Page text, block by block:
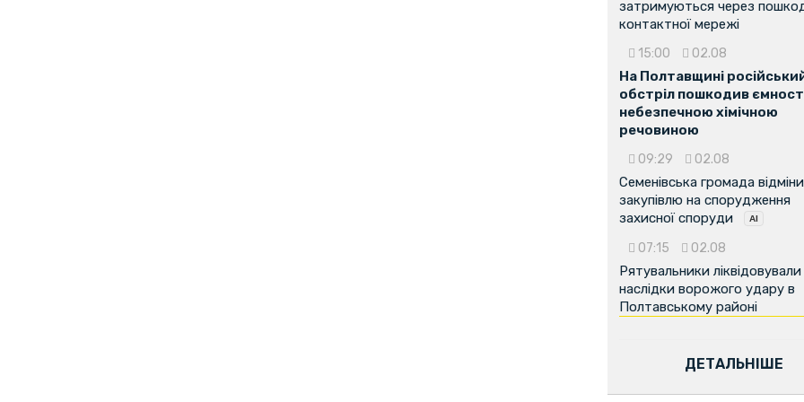
затримуються через
контактної мережі
15:00 02.08
На Полтавщині
обстріл пошкодив
небезпечною хімічною
речовиною
09:29 02.08
Семенівська громада
закупівлю на спорудження
захисної споруди
07:15 02.08
Рятувальники ліквідовували
наслідки ворожого удару в
Полтавському районі
ДЕТАЛЬНІШЕ